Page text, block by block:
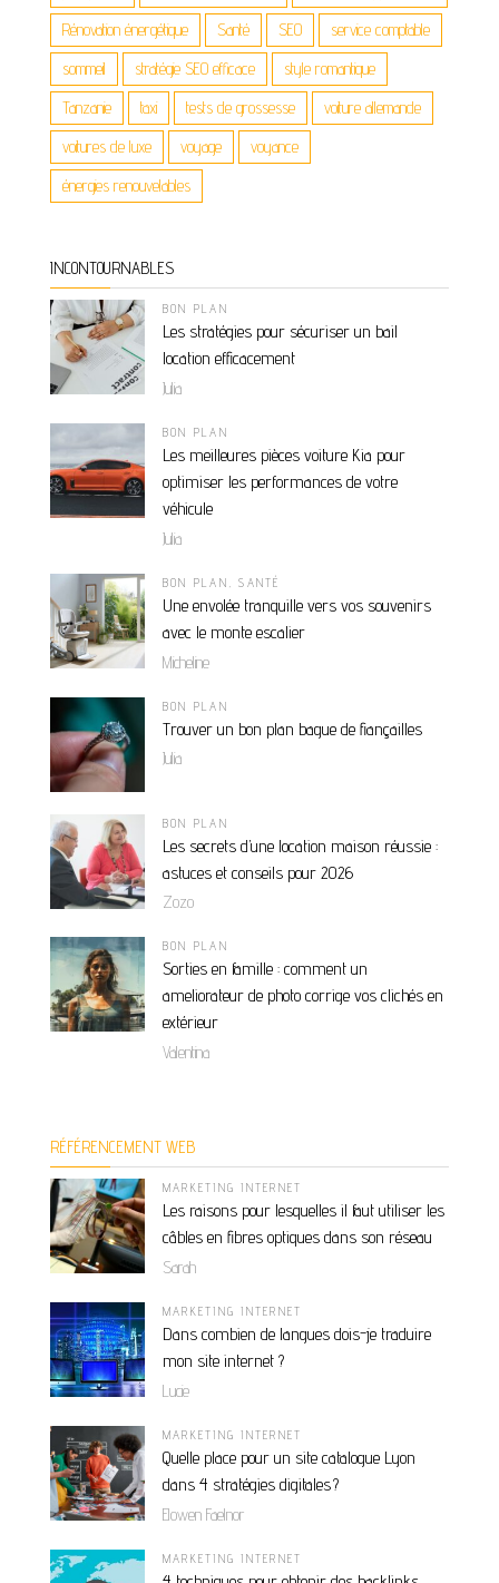
Rénovation énergétique Santé SEO service comptable
sommeil stratégie SEO efficace style romantique
Tanzanie taxi tests de grossesse voiture allemande
voitures de luxe voyage voyance
énergies renouvelables
INCONTOURNABLES
BON PLAN
Les stratégies pour sécuriser un bail
location efficacement
Julia
BON PLAN
Les meilleures pièces voiture Kia pour
optimiser les performances de votre
véhicule
Julia
BON PLAN ,SANTÉ
Une envolée tranquille vers vos souvenirs
avec le monte escalier
Micheline
BON PLAN
Trouver un bon plan bague de fiançailles
Julia
BON PLAN
Les secrets d’une location maison réussie :
astuces et conseils pour 2026
Zozo
BON PLAN
Sorties en famille : comment un
ameliorateur de photo corrige vos clichés en
extérieur
Valentina
RÉFÉRENCEMENT WEB
MARKETING INTERNET
Les raisons pour lesquelles il faut utiliser les
câbles en fibres optiques dans son réseau
Sarah
MARKETING INTERNET
Dans combien de langues dois-je traduire
mon site internet ?
Lucie
MARKETING INTERNET
Quelle place pour un site catalogue Lyon
dans 4 stratégies digitales ?
Elowen Faelnor
MARKETING INTERNET